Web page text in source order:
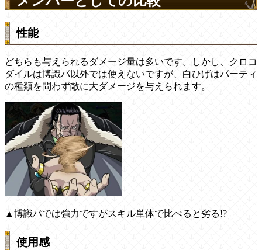
性能
どちらも与えられるダメージ量は多いです。しかし、クロコ
ダイルは博識パ以外では使えないですが、白ひげはパーティ
の種類を問わず敵に大ダメージを与えられます。
▲博識パでは強力ですがスキル単体で比べると劣る!?
使用感